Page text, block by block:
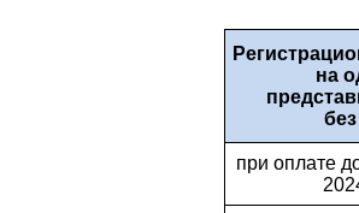
на
при оплате